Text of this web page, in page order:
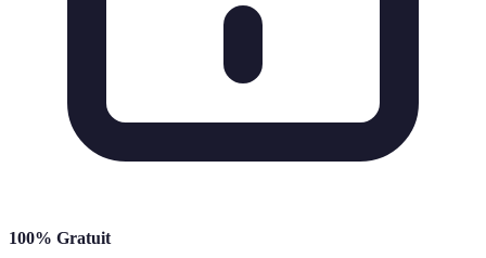
100% Gratuit